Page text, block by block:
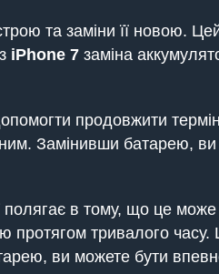
та заміни її новою.
iPhone 7 заміна
продовжити
Замінивши батарею,
в тому, що це
тривалого
ви можете бути